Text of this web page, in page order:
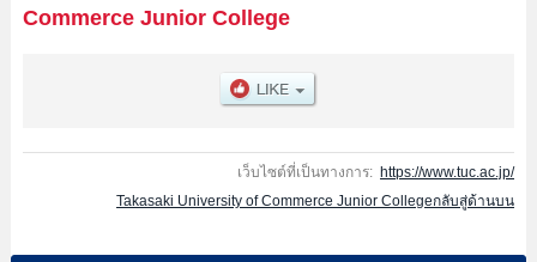
ค้นหาข้อมูลตามอัธยาศัย
Commerce Junior College
เว็บไซต์ที่เป็นทางการ: https://www.tuc.ac.jp/
Takasaki University of Commerce Junior Collegeกลับสู่ด้านบน